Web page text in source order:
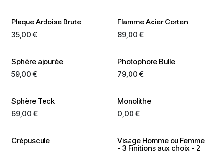
Plaque Ardoise Brute
35,00€
Flamme Acier Corten
89,00€
Sphère ajourée
59,00€
Photophore Bulle
79,00€
Sphère Teck
69,00€
Monolithe
0,00€
Crépuscule Visage Homme ou Femme
- 3 Finitions aux choix - 2